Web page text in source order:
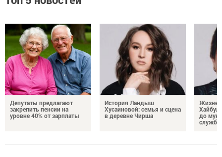
Депутаты предлагают
закрепить пенсии на
уровне 40% от зарплаты
История Ландыш
Хусаиновой: семья и сцена
в деревне Чирша
до
службы